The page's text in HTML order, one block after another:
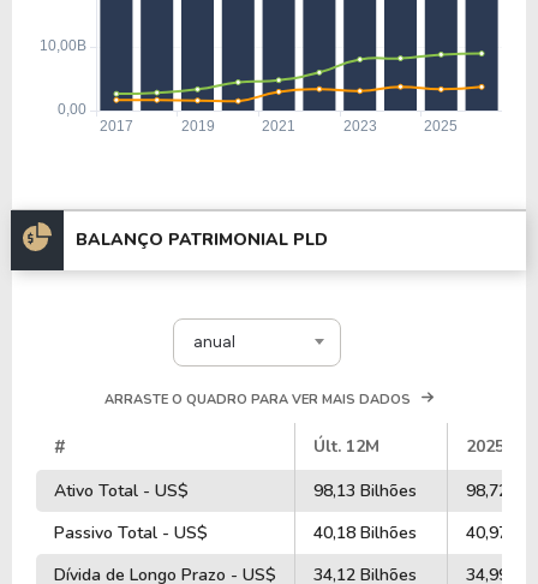
BALANÇO PATRIMONIAL PLD
anual
ARRASTE O QUADRO PARA VER MAIS DADOS
# Últ. 12M
2025
Ativo Total - US$
98,13 Bilhões
98,72
Passivo Total - US$
40,18 Bilhões
40,97
Dívida de Longo Prazo - US$
34,12 Bilhões
34,99